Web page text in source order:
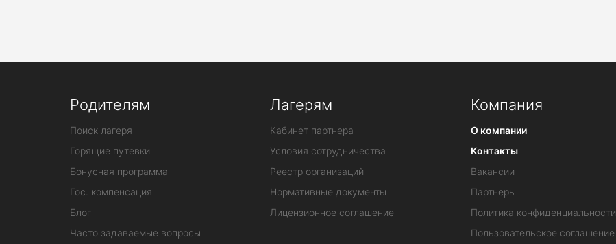
Родителям
Поиск лагеря
Горящие путевки
Бонусная программа
Гос. компенсация
Блог
Часто задаваемые вопросы
Лагерям
Кабинет партнера
Условия сотрудничества
Реестр организаций
Нормативные документы
Лицензионное соглашение
Компания
О компании
Контакты
Вакансии
Партнеры
Политика конфиденциальности
Пользовательское соглашение